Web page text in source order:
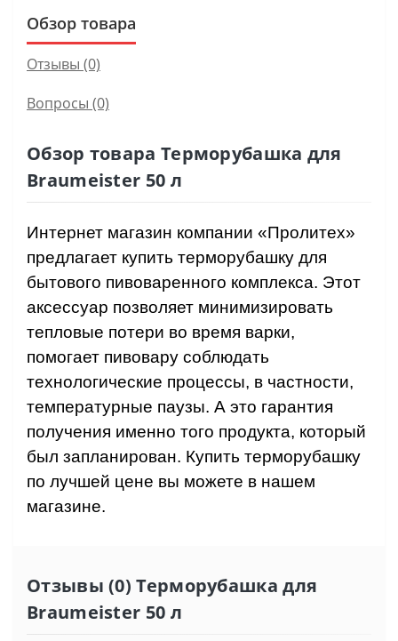
Обзор товара
Отзывы (0)
Вопросы (0)
Обзор товара Терморубашка для
Braumeister 50 л
Интернет магазин компании «Пролитех»
предлагает купить терморубашку для
бытового пивоваренного комплекса. Этот
аксессуар позволяет минимизировать
тепловые потери во время варки,
помогает пивовару соблюдать
технологические процессы, в частности,
температурные паузы. А это гарантия
получения именно того продукта, который
был запланирован. Купить терморубашку
по лучшей цене вы можете в нашем
магазине.
Отзывы (0) Терморубашка для
Braumeister 50 л